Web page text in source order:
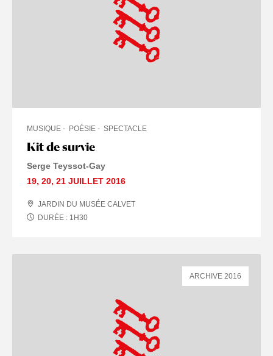
Kit de survie
MUSIQUE POÉSIE SPECTACLE
Serge Teyssot-Gay
19, 20, 21 JUILLET 2016
JARDIN DU MUSÉE CALVET
DURÉE : 1 H30
ARCHIVE 2016